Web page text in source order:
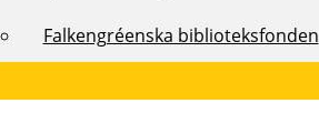
Falkengréenska biblioteksfonden